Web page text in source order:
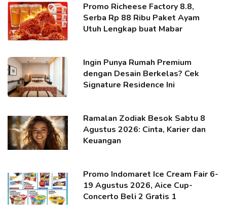
Promo Richeese Factory 8.8,
Serba Rp 88 Ribu Paket Ayam
Utuh Lengkap buat Mabar
Ingin Punya Rumah Premium
dengan Desain Berkelas? Cek
Signature Residence Ini
Ramalan Zodiak Besok Sabtu 8
Agustus 2026: Cinta, Karier dan
Keuangan
Promo Indomaret Ice Cream Fair 6-
19 Agustus 2026, Aice Cup-
Concerto Beli 2 Gratis 1